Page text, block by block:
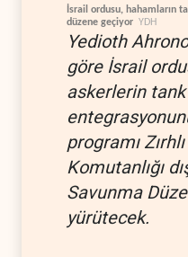
İsrail ordusu, hahamların
düzene geçiyor YDH
Yedioth
göre İsrail
askerlerin
programı
Komutanlığı
Savunma
yürütecek.